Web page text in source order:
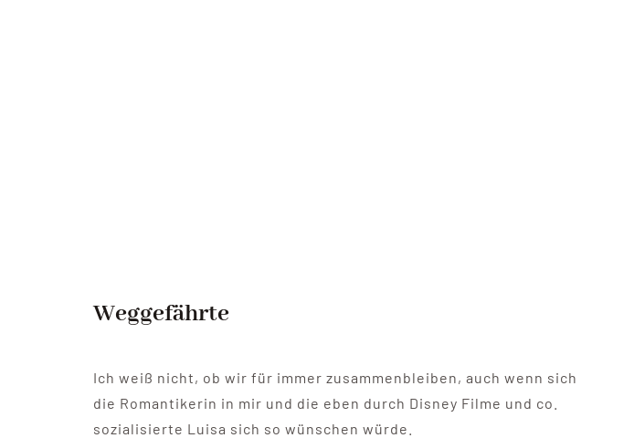
Weggefährte
Ich weiß nicht, ob wir für immer zusammenbleiben, auch wenn sich
die Romantikerin in mir und die eben durch Disney Filme und co.
sozialisierte Luisa sich so wünschen würde.